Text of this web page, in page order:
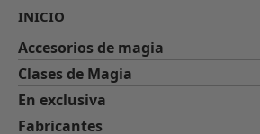
INICIO
Accesorios de magia
Clases de Magia
En exclusiva
Fabricantes